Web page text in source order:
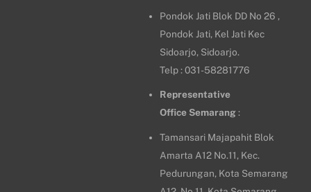
Pondok Jati Blok DD No 26 ,
Pondok Jati, Kel Jati Kec
Sidoarjo, Sidoarjo.
Telp : 031-58281776
Representative
Office Semarang :
Tamansari Majapahit Blok
Amarta A12 No.11, Kec.
Pedurungan, Kota Semarang